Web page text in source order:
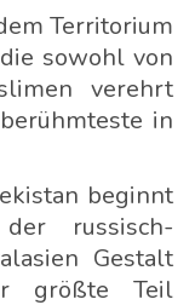
Territorium
sowohl von
verehrt
in
beginnt
russisch-
Gestalt
größte Teil